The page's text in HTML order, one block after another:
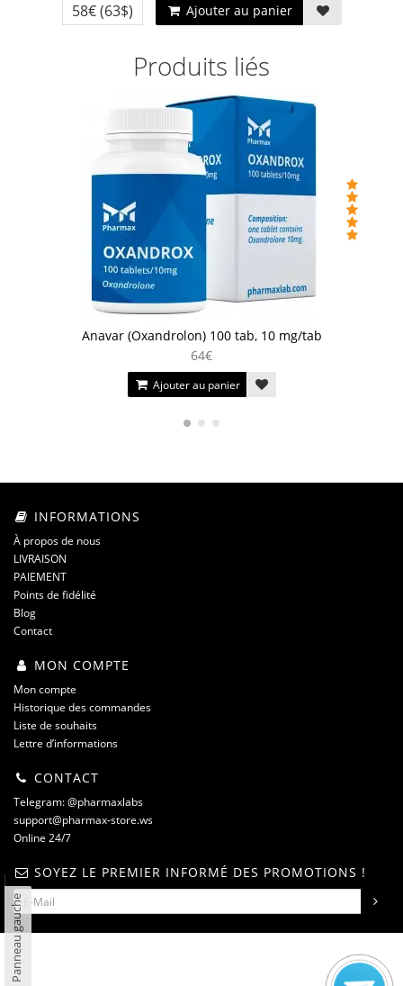
58€(63$) Ajouter au panier
Produits liés
Anavar (Oxandrolon) 100 tab, 10 mg/tab
64€
Ajouter au panier
INFORMATIONS
À propos de nous
LIVRAISON
PAIEMENT
Points de fidélité
Blog
Contact
MON COMPTE
Mon compte
Historique des commandes
Liste de souhaits
Lettre d’informations
CONTACT
Telegram: @pharmaxlabs
support@pharmax-store.ws
Online 24/7
SOYEZ LE PREMIER INFORMÉ DES PROMOTIONS !
Panneau gauche